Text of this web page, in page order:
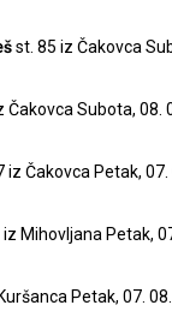
st. 85 iz Čakovca
Čakovca Subota, 08.
iz Čakovca Petak, 07.
Mihovljana Petak,
Petak, 07.